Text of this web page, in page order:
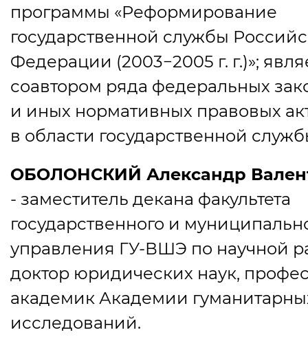
программы «Реформирование
государственной службы
Федерации (2003−2005 г. г.)»;
соавтором ряда федеральных
и иных нормативных правовых
в области государственной
ОБОЛОНСКИЙ Александр
- заместитель декана факультета
государственного и
управления ГУ-ВШЭ по научной
доктор юридических наук,
академик Академии
исследований.